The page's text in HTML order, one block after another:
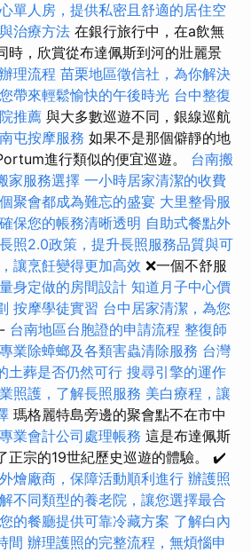
單人房，提供私密且舒適的居住空
治療方法 在銀行旅行中，在a飲無
時，欣賞從布達佩斯到河的壯麗景
理流程 苗栗地區徵信社，為你解決
帶來輕鬆愉快的午後時光 台中整復
推薦 與大多數巡遊不同，銀線巡航
南屯按摩服務 如果不是那個僻靜的地
進行類似的便宜巡遊。 台南搬
家服務選擇 一小時居家清潔的收費
聚會都成為難忘的盛宴 大里整骨服
保您的帳務清晰透明 自助式餐點外
長照2.0政策，提升長照服務品質與可
讓烹飪變得更加高效 ❌一個不舒服
身定做的房間設計 知道月子中心價
按摩學徒實習 台中居家清潔，為您
- 台南地區台胞證的申請流程 整復師
業除蟑螂及各類害蟲清除服務 台灣
土葬是否仍然可行 搜尋引擎的運作
照護，了解長照服務 美白療程，讓
瑪格麗特島旁邊的聚會點不在市中
業會計公司處理帳務 這是布達佩斯
正宗的19世紀歷史巡遊的體驗。 ✔️
燴廠商，保障活動順利進行 辦護照
不同類型的養老院，讓您選擇最合
的餐廳提供可靠冷藏方案 了解白內
間 辦理護照的完整流程，無煩惱申